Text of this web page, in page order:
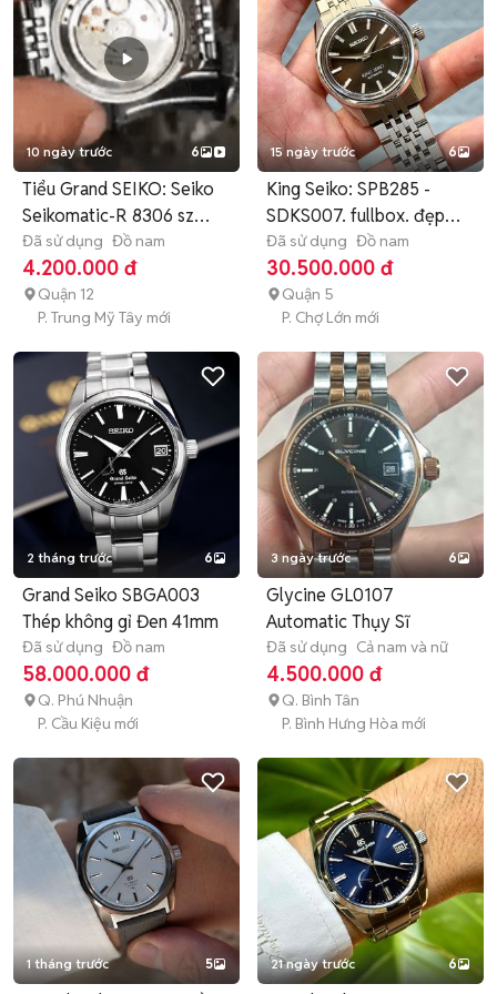
👉CHUYÊN PHÂN PHỐI ĐỒNG HỒ NHẬT BẢN ,MỸ,THUỴ SỸ
🤝 CẢM ƠN ANH CHỊ ĐÃ TIN TƯỞNG VÀ ỦNG HỘ BÊN EM
TRONG SUỐT THỜI GIAN QUA.
💪 BÊN EM SẼ NỔ LỰC HẾT MÌNH ĐỂ PHỤC VỤ CHO ANH CHỊ .
10 ngày trước 6
Tiểu Grand SEIKO: Seiko
Seikomatic-R 8306 sz
37mm
Đã sử dụng Đồ nam
4.200.000 đ
Quận 12
P. Trung Mỹ Tây mới
15 ngày trước 6
King Seiko: SPB285 -
SDKS007. fullbox. đẹp
như mơi
Đã sử dụng Đồ nam
30.500.000 đ
Quận 5
P. Chợ Lớn mới
2 tháng trước 6
Grand Seiko SBGA003
Thép không gỉ Đen 41mm
Đã sử dụng Đồ nam
58.000.000 đ
Q. Phú Nhuận
P. Cầu Kiệu mới
3 ngày trước 6
Glycine GL0107
Automatic Thụy Sĩ
Đã sử dụng Cả nam và nữ
4.500.000 đ
Q. Bình Tân
P. Bình Hưng Hòa mới
1 tháng trước 5 21 ngày trước 6